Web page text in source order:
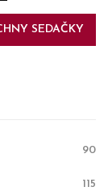
SEDAČKY
90
115